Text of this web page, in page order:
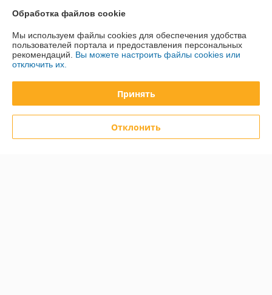
Контакты
Доставка и оплата
Полная версия сайта
Политика обработки cookies
Обработка файлов cookie
Мы используем файлы cookies для обеспечения удобства
пользователей портала и предоставления персональных
рекомендаций. Вы можете настроить файлы cookies или
отключить их.
Принять
Отклонить